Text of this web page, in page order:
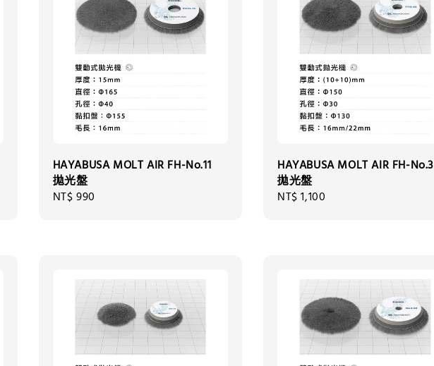
HAYABUSA MOLT AIR FH-No.11
拋光盤
Regular
NT$ 990
HAYABUSA MOLT AIR FH-No.3
拋光盤
Regular
NT$ 1,100